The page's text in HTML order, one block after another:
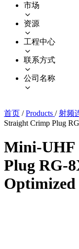
市场
资源
工程中心
联系方式
公司名称
首页 / Products / 射频
Straight Crimp Plug
Mini-UHF
Plug RG-
Optimized